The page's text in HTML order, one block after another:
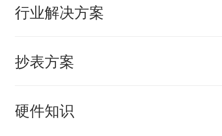
行业解决方案
老旧小区水表改造方案需要花
抄表方案
学校宿舍水电表管理解决方案
硬件知识